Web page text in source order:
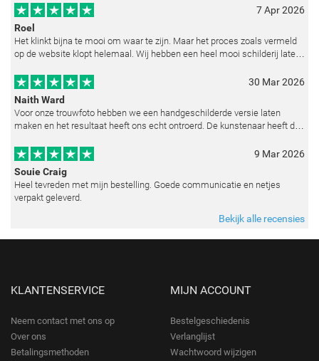
7 Apr 2026
Roel
Het klinkt bijna te mooi om waar te zijn. Maar het proces zoals vermeld
op de website klopt helemaal. Wij hebben een heel mooi schilderij laten
30 Mar 2026
Naith Ward
Voor onze trouwfoto hebben we een handgeschilderde versie laten
maken en het resultaat heeft ons echt ontroerd. De kunstenaar heeft de
9 Mar 2026
Souie Craig
Heel tevreden met mijn bestelling. Goede communicatie en netjes
verpakt geleverd.
Bekijk alle recensies
KLANTENSERVICE
Neem contact met ons op
Over ons
Betalingsmethoden
MIJN ACCOUNT
Bestelgeschiedenis
Verlanglijst
Wachtwoord wijzigen